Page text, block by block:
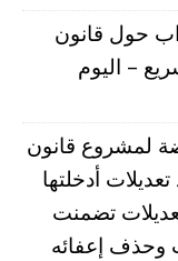
حول قانون
– اليوم
لمشروع قانون
أدخلتها
تضمنت
وحذف إعفائه